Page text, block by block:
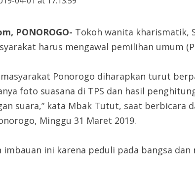
PONOROGO- Tokoh wanita kharismatik,
harus mengawal pemilihan umum
masyarakat Ponorogo diharapkan turut
foto suasana di TPS dan hasil
suara,” kata Mbak Tutut, saat berbicara
Minggu 31 Maret 2019.
imbauan ini karena peduli pada bangsa